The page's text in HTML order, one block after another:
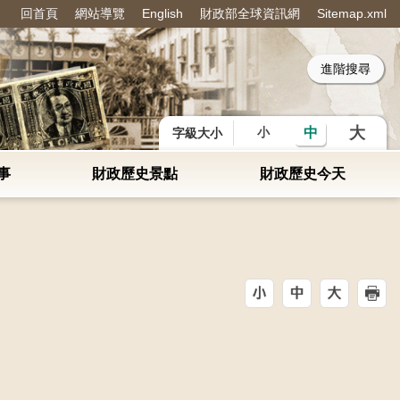
回首頁 網站導覽 English 財政部全球資訊網 Sitemap.xml
字級大小 小 中 大
財政歷史景點 財政歷史今天